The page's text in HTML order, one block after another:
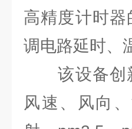
高精度计时
调电路延时、
该设备创新
风速、风向